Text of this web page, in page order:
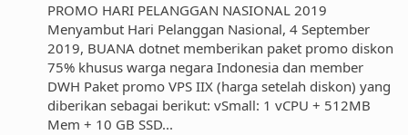
PROMO HARI PELANGGAN NASIONAL 2019
Menyambut Hari Pelanggan Nasional, 4 September
2019, BUANA dotnet memberikan paket promo diskon
75% khusus warga negara Indonesia dan member
DWH Paket promo VPS IIX (harga setelah diskon) yang
diberikan sebagai berikut: vSmall: 1 vCPU + 512MB
Mem + 10 GB SSD...